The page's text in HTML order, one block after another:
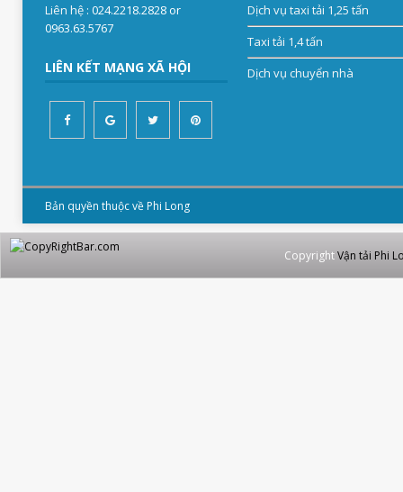
Liên hệ: 024.2218.2828 or
0963.63.5767
LIÊN KẾT MẠNG XÃ HỘI
Dịch vụ taxi tải 1,25 tấn
Taxi tải 1,4 tấn
Dịch vụ chuyển nhà
Bản quyền thuộc về Phi Long
CopyrightVận tải Phi